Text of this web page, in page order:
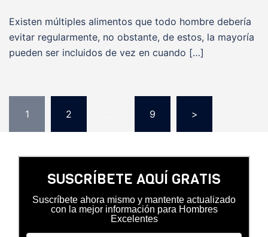
Existen múltiples alimentos que todo hombre debería
evitar regularmente, no obstante, de estos, la mayoría
pueden ser incluidos de vez en cuando […]
entradas
1 2 9 >
SUSCRÍBETE AQUÍ GRATIS
Suscríbete ahora mismo y mantente actualizado
con la mejor información para Hombres
Excelentes